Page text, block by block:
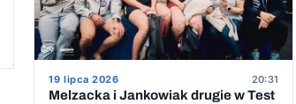
19 lipca 2026 20:31
Melzacka i Jankowiak drugie w Test